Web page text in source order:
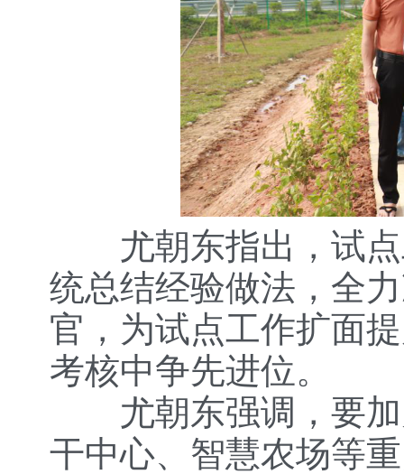
尤朝东指出，试点
统总结经验做法，全
官，为试点工作扩面
考核中争先进位。
尤朝东强调，要加
干中心、智慧农场等